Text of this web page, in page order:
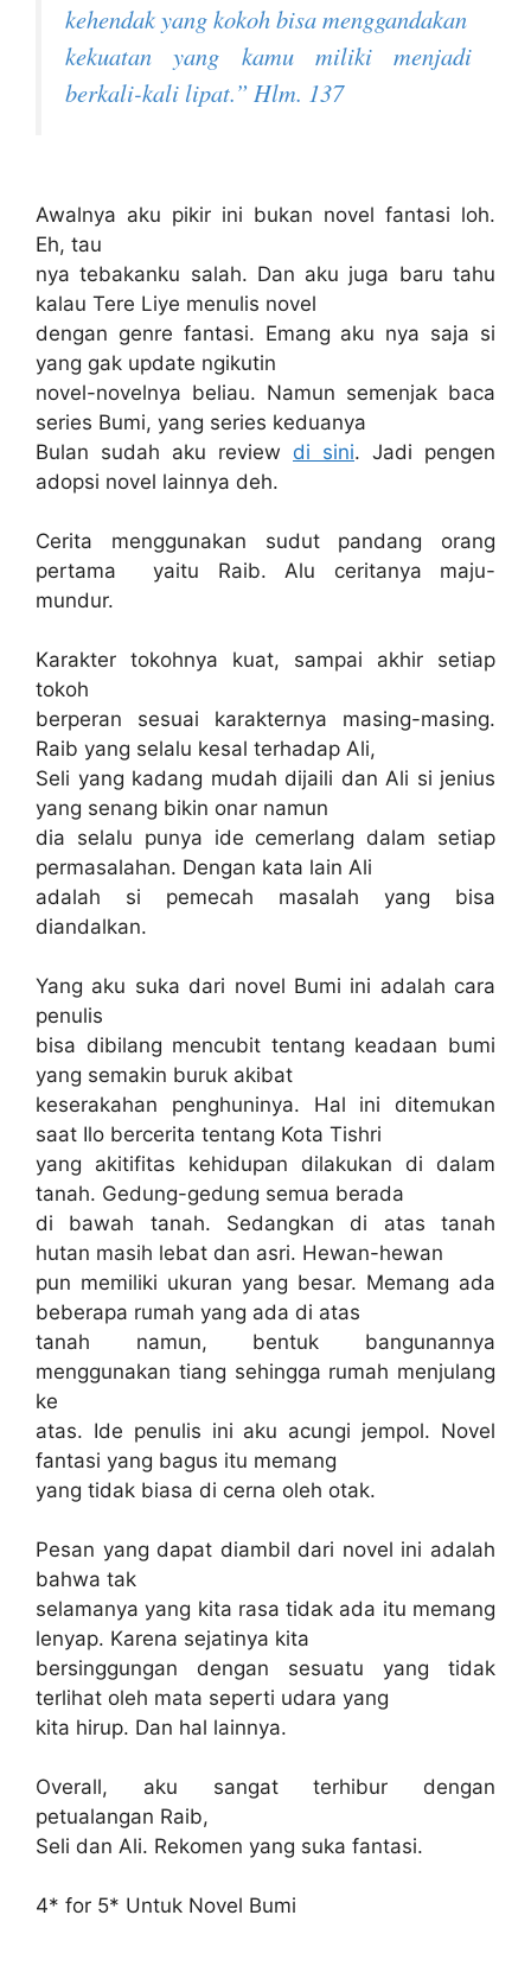
kehendak yang kokoh bisa menggandakan
kekuatan yang kamu miliki menjadi
berkali-kali lipat.” Hlm. 137
Awalnya aku pikir ini bukan novel fantasi loh.
Eh, tau
nya tebakanku salah. Dan aku juga baru tahu
kalau Tere Liye menulis novel
dengan genre fantasi. Emang aku nya saja si
yang gak update ngikutin
novel-novelnya beliau. Namun semenjak baca
series Bumi, yang series keduanya
Bulan sudah aku review di sini. Jadi pengen
adopsi novel lainnya deh.
Cerita menggunakan sudut pandang orang
pertama yaitu Raib. Alu ceritanya maju-
mundur.
Karakter tokohnya kuat, sampai akhir setiap
tokoh
berperan sesuai karakternya masing-masing.
Raib yang selalu kesal terhadap Ali,
Seli yang kadang mudah dijaili dan Ali si jenius
yang senang bikin onar namun
dia selalu punya ide cemerlang dalam setiap
permasalahan. Dengan kata lain Ali
adalah si pemecah masalah yang bisa
diandalkan.
Yang aku suka dari novel Bumi ini adalah cara
penulis
bisa dibilang mencubit tentang keadaan bumi
yang semakin buruk akibat
keserakahan penghuninya. Hal ini ditemukan
saat Ilo bercerita tentang Kota Tishri
yang akitifitas kehidupan dilakukan di dalam
tanah. Gedung-gedung semua berada
di bawah tanah. Sedangkan di atas tanah
hutan masih lebat dan asri. Hewan-hewan
pun memiliki ukuran yang besar. Memang ada
beberapa rumah yang ada di atas
tanah namun, bentuk bangunannya
menggunakan tiang sehingga rumah menjulang
ke
atas. Ide penulis ini aku acungi jempol. Novel
fantasi yang bagus itu memang
yang tidak biasa di cerna oleh otak.
Pesan yang dapat diambil dari novel ini adalah
bahwa tak
selamanya yang kita rasa tidak ada itu memang
lenyap. Karena sejatinya kita
bersinggungan dengan sesuatu yang tidak
terlihat oleh mata seperti udara yang
kita hirup. Dan hal lainnya.
Overall, aku sangat terhibur dengan
petualangan Raib,
Seli dan Ali. Rekomen yang suka fantasi.
4* for 5* Untuk Novel Bumi